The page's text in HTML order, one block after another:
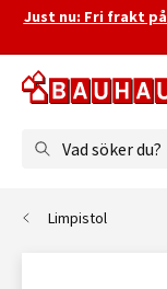
Just nu: Fri frakt
Vad söker du?
Limpistol